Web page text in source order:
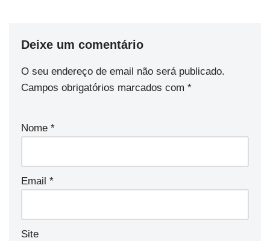
Deixe um comentário
O seu endereço de email não será publicado.
Campos obrigatórios marcados com *
Nome *
Email *
Site